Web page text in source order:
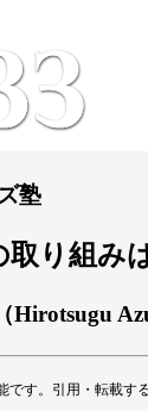
塾
取り組み
す。引用・転載す